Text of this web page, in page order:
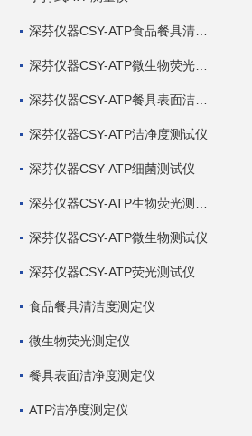
深芬仪器CSY-ATP洁净度测试仪
深芬仪器CSY-ATP细菌测试仪
深芬仪器CSY-ATP微生物测试仪
深芬仪器CSY-ATP荧光测试仪
食品餐具清洁度测定仪
微生物荧光测定仪
餐具表面洁净度测定仪
ATP洁净度测定仪